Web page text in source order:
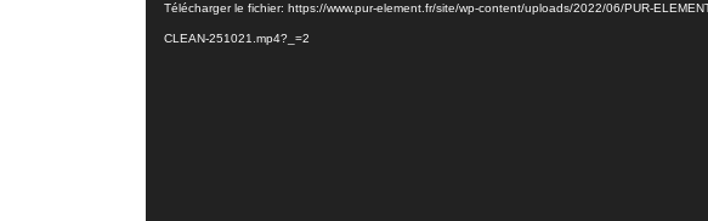
Télécharger le fichier: https://www.pur-element.fr/site/wp-content/uploads/2022/06/PUR-
CLEAN-251021.mp4?_=2